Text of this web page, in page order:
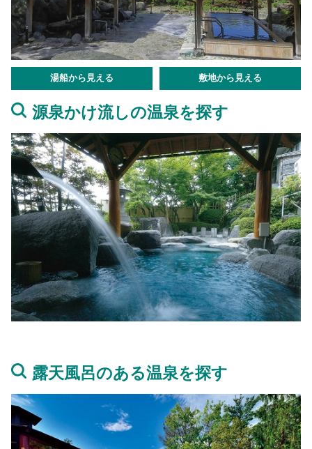
湯船から見える 敷地から見える
源泉かけ流しの温泉を探す
露天風呂のある温泉を探す